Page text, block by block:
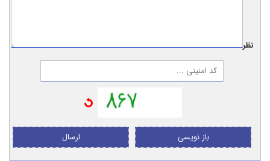
نظر:
ارسال باز نویسی